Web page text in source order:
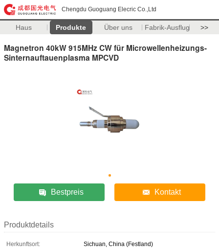
Chengdu Guoguang Elecric Co.,Ltd
Haus Produkte Über uns Fabrik-Ausflug >>
Magnetron 40kW 915MHz CW für Microwellenheizungs-
Sinternauftauenplasma MPCVD
Bestpreis Kontakt
Produktdetails
Herkunftsort:
Sichuan, China (Festland)